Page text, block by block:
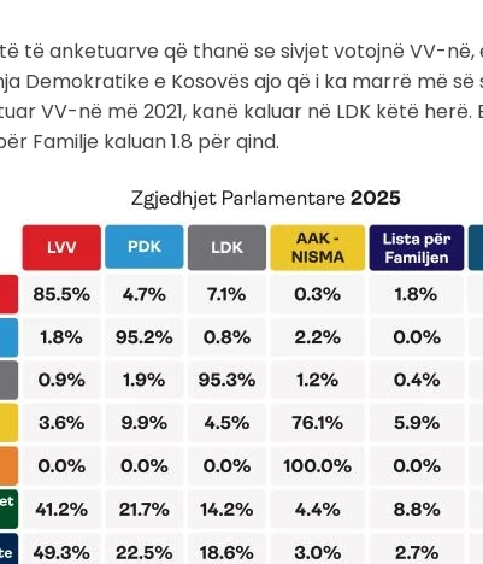
të anketuarve që thanë se sivjet votojnë VV-
Demokratike e Kosovës ajo që i ka marrë më
VV-në më 2021, kanë kaluar në LDK këtë
Familje kaluan 1.8 për qind.